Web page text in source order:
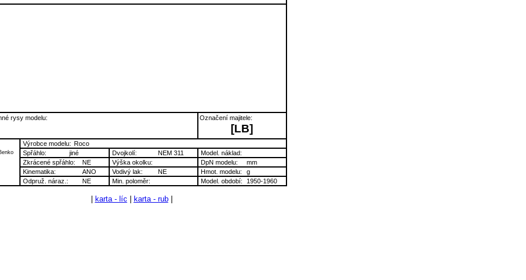
rysy modelu: Označení majitele:
[LB]
Výrobce modelu: Roco
Spřáhlo:
jiné Dvojkolí: NEM 311
Model. náklad:
Zkrácené spřáhlo:
NE Výška okolku: DpN modelu:
mm
Kinematika:
ANO Vodivý lak: NE Hmot. modelu:
g
Odpruž. náraz.:
NE Min. poloměr: Model. období: 1950-1960
karta - líc karta - rub|